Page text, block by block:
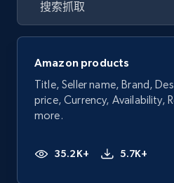
Amazon products
Title, Seller name, Brand,
price, Currency, Availability,
more.
35.2K+ 5.7K+